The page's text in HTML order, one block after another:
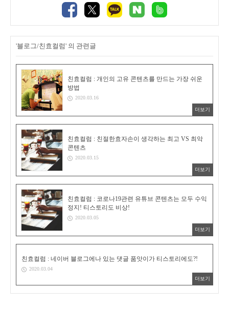
'블로그/친효컬럼' 의 관련글
친효컬럼 : 개인의 고유 콘텐츠를 만드는 가장 쉬운
방법
2020.03.16
더보기
친효컬럼 : 친절한효자손이 생각하는 최고 VS 최악
콘텐츠
2020.03.15
더보기
친효컬럼 : 코로나19관련 유튜브 콘텐츠는 모두 수익
정지! 티스토리도 비상!
2020.03.05
더보기
친효컬럼 : 네이버 블로그에나 있는 댓글 품앗이가 티스토리에도?!
2020.03.04
더보기